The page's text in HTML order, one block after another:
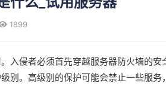
1899
入侵者必须首先穿越服务器防火墙的
别。高级别的保护可能会禁止一些服